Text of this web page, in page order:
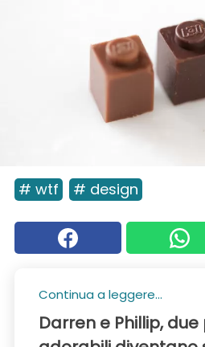
# wtf # design
Continua a leggere...
Darren e Phillip,